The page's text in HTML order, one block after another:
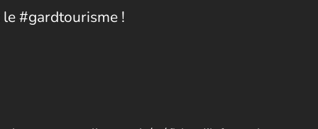
#gardtourisme !